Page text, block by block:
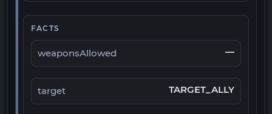
FACTS
weaponsAllowed —
target TARGET_ALLY